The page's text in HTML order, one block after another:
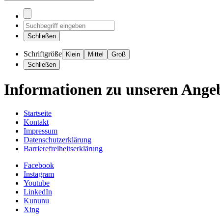
Schließen
Schriftgröße Klein Mittel
Groß
Schließen
Informationen zu unseren
Startseite
Kontakt
Impressum
Datenschutzerklärung
Barrierefreiheitserklärung
Facebook
Instagram
Youtube
LinkedIn
Kununu
Xing